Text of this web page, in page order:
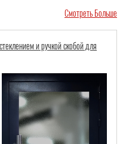
Смотреть Больше
и ручкой скобой для